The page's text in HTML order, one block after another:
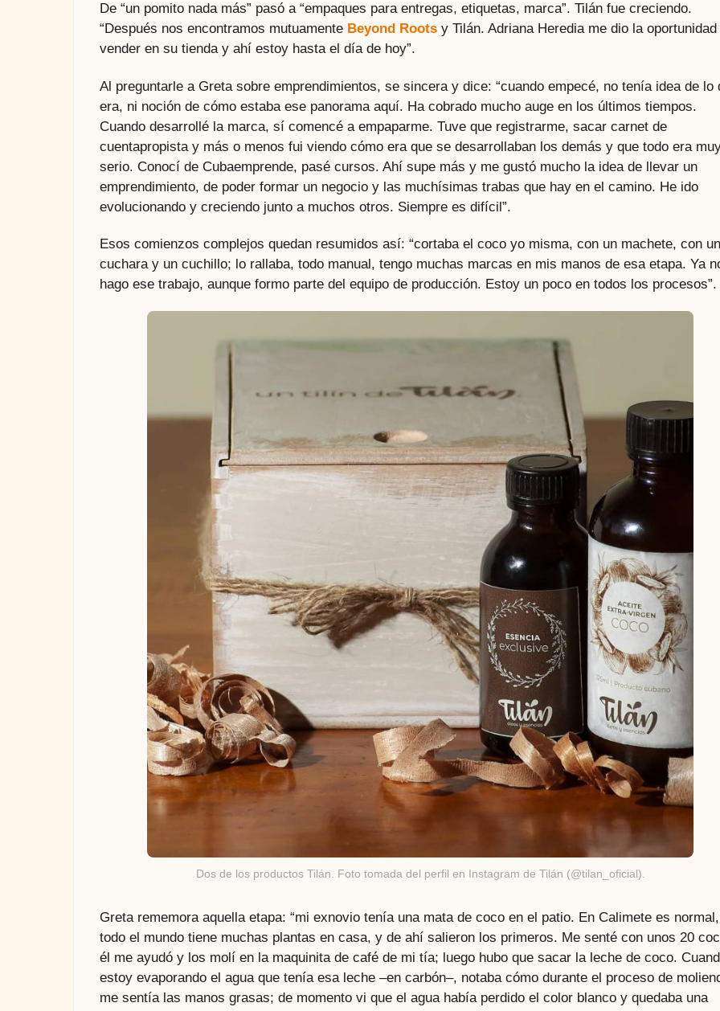
De “un pomito nada más” pasó a “empaques para entregas, etiquetas, marca”. Tilán fue creciendo.
“Después nos encontramos mutuamente Beyond Roots y Tilán. Adriana Heredia me dio la oportunidad
vender en su tienda y ahí estoy hasta el día de hoy”.
Al preguntarle a Greta sobre emprendimientos, se sincera y dice: “cuando empecé, no tenía idea de lo
era, ni noción de cómo estaba ese panorama aquí. Ha cobrado mucho auge en los últimos tiempos.
Cuando desarrollé la marca, sí comencé a empaparme. Tuve que registrarme, sacar carnet de
cuentapropista y más o menos fui viendo cómo era que se desarrollaban los demás y que todo era
serio. Conocí de Cubaemprende, pasé cursos. Ahí supe más y me gustó mucho la idea de llevar un
emprendimiento, de poder formar un negocio y las muchísimas trabas que hay en el camino. He ido
evolucionando y creciendo junto a muchos otros. Siempre es difícil”.
Esos comienzos complejos quedan resumidos así: “cortaba el coco yo misma, con un machete, con
cuchara y un cuchillo; lo rallaba, todo manual, tengo muchas marcas en mis manos de esa etapa. Ya
hago ese trabajo, aunque formo parte del equipo de producción. Estoy un poco en todos los procesos”.
Dos de los productos Tilán. Foto tomada del perfil en Instagram de Tilán (@tilan_oficial).
Greta rememora aquella etapa: “mi exnovio tenía una mata de coco en el patio. En Calimete es normal,
todo el mundo tiene muchas plantas en casa, y de ahí salieron los primeros. Me senté con unos 20
él me ayudó y los molí en la maquinita de café de mi tía; luego hubo que sacar la leche de coco.
estoy evaporando el agua que tenía esa leche –en carbón–, notaba cómo durante el proceso de
me sentía las manos grasas; de momento vi que el agua había perdido el color blanco y quedaba una